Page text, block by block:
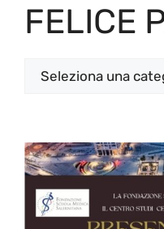
FELICE
Categorie